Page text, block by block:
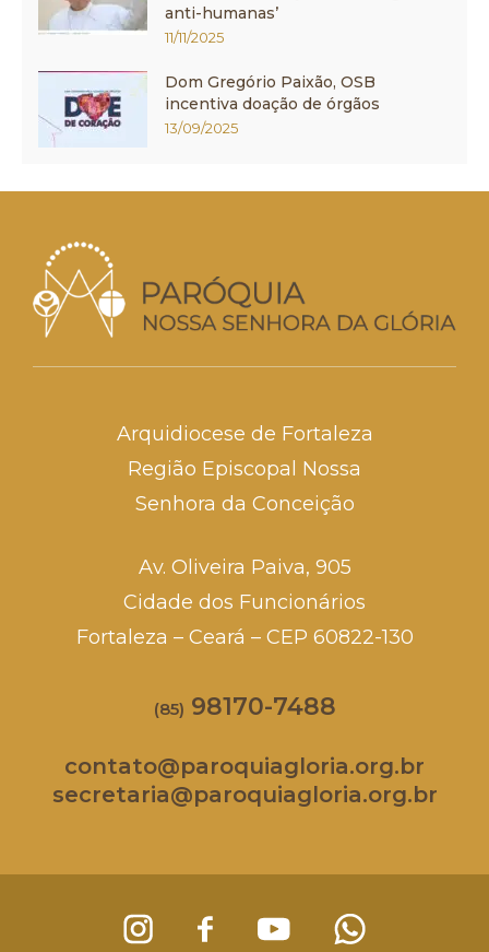
anti-humanas’
11/11/2025
Dom Gregório Paixão, OSB
incentiva doação de órgãos
13/09/2025
Arquidiocese de Fortaleza
Região Episcopal Nossa
Senhora da Conceição
Av. Oliveira Paiva, 905
Cidade dos Funcionários
Fortaleza – Ceará – CEP 60822-130
(85) 98170-7488
contato@paroquiagloria.org.br
secretaria@paroquiagloria.org.br